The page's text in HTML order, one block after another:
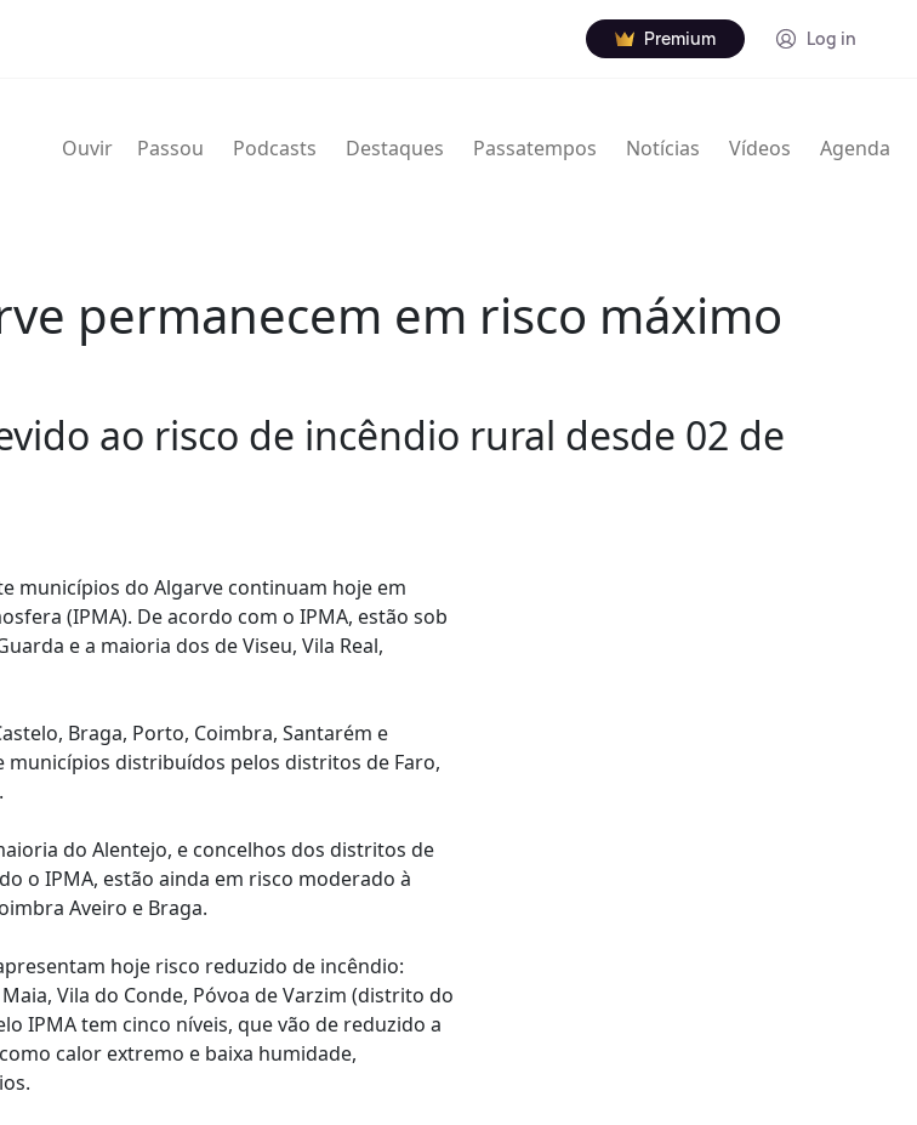
Premium Log in
Ouvir Passou Podcasts Destaques Passatempos Notícias Vídeos Agenda
permanecem em risco máximo
ao risco de incêndio rural desde 02 de
municípios do Algarve continuam hoje em
(IPMA). De acordo com o IPMA, estão sob
e a maioria dos de Viseu, Vila Real,
Braga, Porto, Coimbra, Santarém e
municípios distribuídos pelos distritos de Faro,
do Alentejo, e concelhos dos distritos de
o IPMA, estão ainda em risco moderado à
Aveiro e Braga.
hoje risco reduzido de incêndio:
Vila do Conde, Póvoa de Varzim (distrito do
IPMA tem cinco níveis, que vão de reduzido a
calor extremo e baixa humidade,